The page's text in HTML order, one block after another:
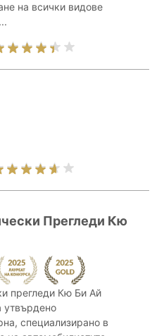
на всички видове
Прегледи Кю
прегледи Кю Би Ай
утвърдено
специализирано в